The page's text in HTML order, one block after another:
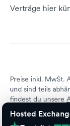
Hosted
Verträge hier
Preise inkl. MwSt.
und sind teils
findest du unsere